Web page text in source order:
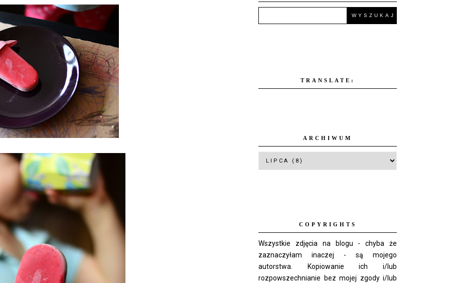
TRANSLATE:
ARCHIWUM
COPYRIGHTS
Wszystkie zdjęcia na blogu - chyba że
zaznaczyłam inaczej - są mojego
autorstwa. Kopiowanie ich i/lub
rozpowszechnianie bez mojej zgody i/lub